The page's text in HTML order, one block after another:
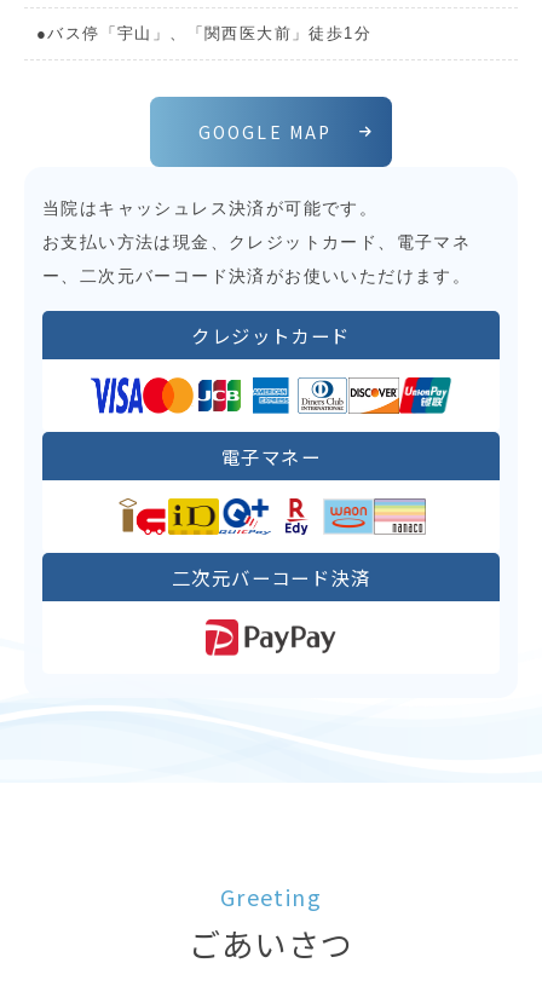
●バス停「宇山」、「関西医大前」徒歩1分
GOOGLE MAP
当院はキャッシュレス決済が可能です。
お支払い方法は現金、クレジットカード、電子マネ
ー、二次元バーコード決済がお使いいただけます。
クレジットカード
電子マネー
二次元バーコード決済
Greeting
ごあいさつ